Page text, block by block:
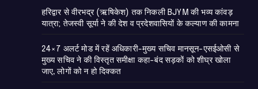
​हरिद्वार से वीरभद्र (ऋषिकेश) तक निकली BJYM की भव्य कांवड़
यात्रा; तेजस्वी सूर्या ने की देश व प्रदेशवासियों के कल्याण की कामना
24×7 अलर्ट मोड में रहें अधिकारी-मुख्य सचिव मानसून-एसईओसी से
मुख्य सचिव ने की विस्तृत समीक्षा कहा-बंद सड़कों को शीघ्र खोला
जाए, लोगों को न हो दिक्कत